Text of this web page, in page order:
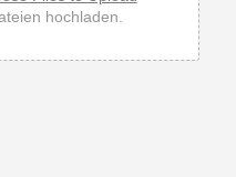
hochladen.